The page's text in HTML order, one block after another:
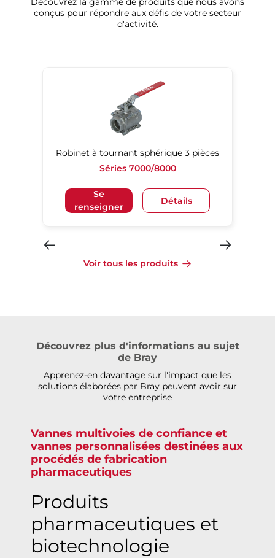
conçus pour répondre aux défis de votre secteur
d'activité.
Robinet à tournant sphérique 3 pièces
Séries 7000/8000
Se
renseigner
Détails
Voir tous les produits
Découvrez plus d'informations au sujet
de Bray
Apprenez-en davantage sur l'impact que les
solutions élaborées par Bray peuvent avoir sur
votre entreprise
Vannes multivoies de confiance et
vannes personnalisées destinées aux
procédés de fabrication
pharmaceutiques
Produits
pharmaceutiques et
biotechnologie